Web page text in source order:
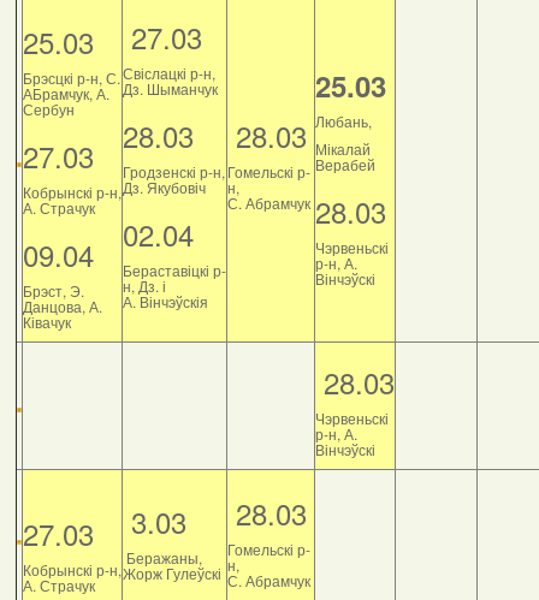
25.03
Брэсцкі р-н, С.
АБрамчук, А.
Сербун
27.03
Кобрынскі р-н,
А. Страчук
09.04
Брэст, Э.
Данцова, А.
Ківачук
27.03
Свіслацкі р-н,
Дз. Шыманчук
28.03
Гродзенскі р-н,
Дз. Якубовіч
02.04
Бераставіцкі р-
н, Дз. і
А. Вінчэўскія
28.03
Гомельскі р-
н,
С. Абрамчук
25.03
Любань,
Мікалай
Верабей
28.03
Чэрвеньскі
р-н, А.
Вінчэўскі
28.03
Чэрвеньскі
р-н, А.
Вінчэўскі
27.03
Кобрынскі р-н,
А. Страчук
3.03
Беражаны,
Жорж Гулеўскі
28.03
Гомельскі р-
н,
С. Абрамчук